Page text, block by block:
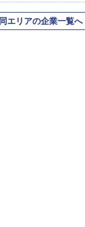
同エリアの企業一覧へ